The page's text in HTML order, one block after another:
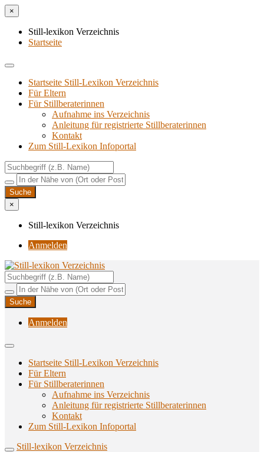
×
Still-lexikon Verzeichnis
Startseite
Startseite Still-Lexikon Verzeichnis
Für Eltern
Für Stillberaterinnen
Aufnahme ins Verzeichnis
Anlei­tung für regis­trier­te Stillberaterinnen
Kon­takt
Zum Still-Lexikon Infoportal
×
Still-lexikon Verzeichnis
Anmelden
Still-lexikon Verzeichnis
Unterstützungsangebote rund ums Stillen
Anmelden
Startseite Still-Lexikon Verzeichnis
Für Eltern
Für Stillberaterinnen
Aufnahme ins Verzeichnis
Anlei­tung für regis­trier­te Stillberaterinnen
Kon­takt
Zum Still-Lexikon Infoportal
Still-lexikon Verzeichnis